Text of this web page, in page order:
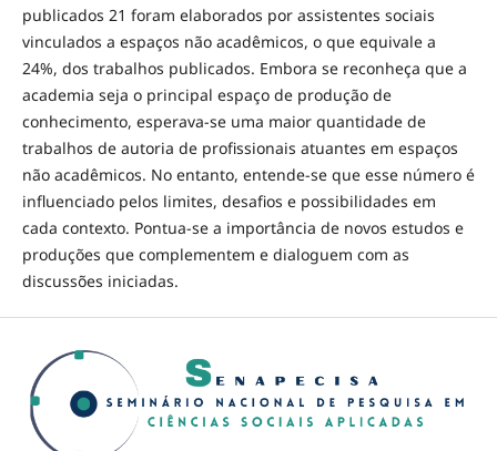
publicados 21 foram elaborados por assistentes sociais
vinculados a espaços não acadêmicos, o que equivale a
24%, dos trabalhos publicados. Embora se reconheça que a
academia seja o principal espaço de produção de
conhecimento, esperava-se uma maior quantidade de
trabalhos de autoria de profissionais atuantes em espaços
não acadêmicos. No entanto, entende-se que esse número é
influenciado pelos limites, desafios e possibilidades em
cada contexto. Pontua-se a importância de novos estudos e
produções que complementem e dialoguem com as
discussões iniciadas.